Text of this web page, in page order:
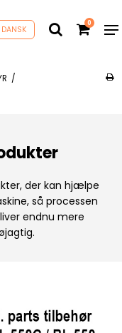
DANSK
0
/
der kan hjælpe
så processen
endnu mere